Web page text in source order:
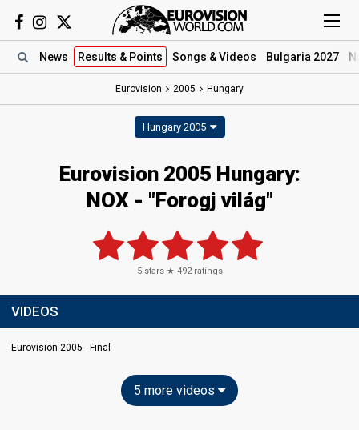
News Results & Points Songs & Videos Bulgaria 2027
Eurovision 2005 Hungary
Hungary 2005
Eurovision 2005 Hungary:
NOX - "Forogj világ"
5stars ★ 492ratings
VIDEOS
Eurovision 2005 - Final
5 more videos